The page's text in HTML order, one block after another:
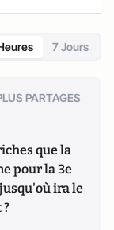
7 Jours
PARTAGES
que la
pour la 3e
ira le